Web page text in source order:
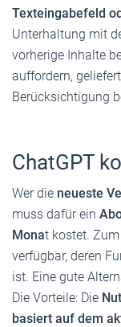
Texteingabefeld
Unterhaltung mit
vorherige Inhalte
auffordern,
Berücksichtigung
ChatGPT
Wer die neueste
muss dafür ein
Monat kostet.
verfügbar, deren
ist. Eine gute
Die Vorteile: Die
basiert auf dem